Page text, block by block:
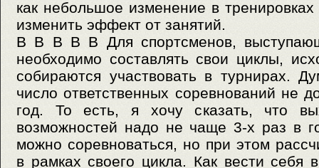
как небольшое изменение в
изменить эффект от занятий.
В В В В В Для спортсменов,
необходимо составлять свои циклы,
собираются участвовать в турнирах.
число ответственных соревнований не
год. То есть, я хочу сказать, что
возможностей надо не чаще 3-х раз в
можно соревноваться, но при этом
в рамках своего цикла. Как вести себя